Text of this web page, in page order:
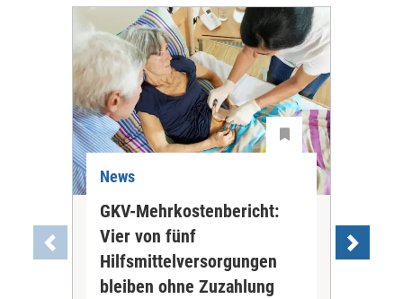
News
GKV-Mehrkostenbericht:
Vier von fünf
Hilfsmittelversorgungen
bleiben ohne Zuzahlung